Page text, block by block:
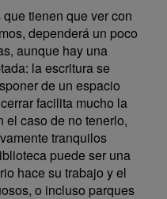
tienen que ver con
dependerá un poco
aunque hay una
la escritura se
de un espacio
facilita mucho la
el caso de no tenerlo,
tranquilos
puede ser una
hace su trabajo y el
o incluso parques